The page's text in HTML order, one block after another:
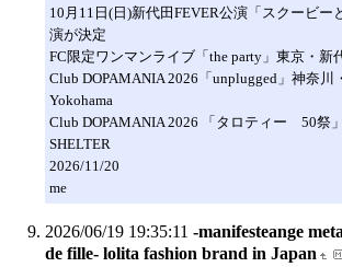
10月11日(日)新代田FEVER公演「スクービー
演が決定
FC限定ワンマンライブ「the party」東京・新
Club DOPAMANIA 2026「unplugged」神奈
Yokohama
Club DOPAMANIA 2026 「タロティー 50祭
SHELTER
2026/11/20
me
2026/06/19 19:35:11 -manifesteange
de fille- lolita fashion brand in Japan